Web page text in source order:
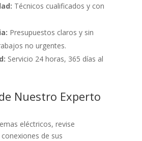
Técnicos cualificados y con
Presupuestos claros y sin
no urgentes.
Servicio 24 horas, 365 días al
Nuestro Experto
eléctricos, revise
de sus